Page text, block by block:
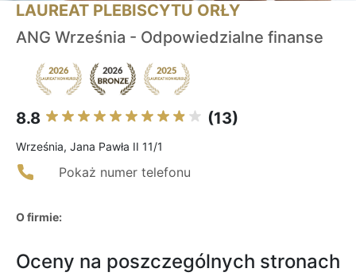
LAUREAT PLEBISCYTU ORŁY
ANG Września - Odpowiedzialne finanse
8.8 (13)
Września, Jana Pawła II 11/1
Pokaż numer telefonu
O firmie:
Oceny na poszczególnych stronach